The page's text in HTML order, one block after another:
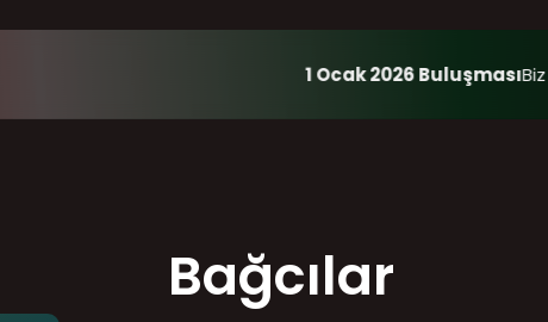
Bağcılar
1 Ocak 2026 Buluşması